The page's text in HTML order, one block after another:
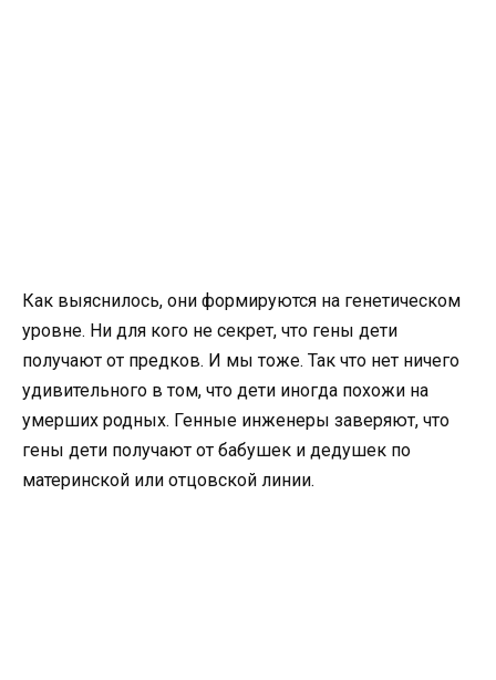
Как выяснилось, они формируются на генетическом
уровне. Ни для кого не секрет, что гены дети
получают от предков. И мы тоже. Так что нет ничего
удивительного в том, что дети иногда похожи на
умерших родных. Генные инженеры заверяют, что
гены дети получают от бабушек и дедушек по
материнской или отцовской линии.